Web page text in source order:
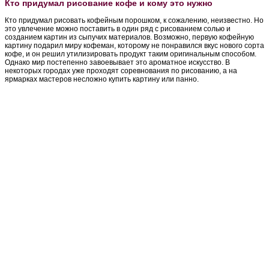
Кто придумал рисование кофе и кому это нужно
Кто придумал рисовать кофейным порошком, к сожалению, неизвестно. Но
это увлечение можно поставить в один ряд с рисованием солью и
созданием картин из сыпучих материалов. Возможно, первую кофейную
картину подарил миру кофеман, которому не понравился вкус нового сорта
кофе, и он решил утилизировать продукт таким оригинальным способом.
Однако мир постепенно завоевывает это ароматное искусство. В
некоторых городах уже проходят соревнования по рисованию, а на
ярмарках мастеров несложно купить картину или панно.